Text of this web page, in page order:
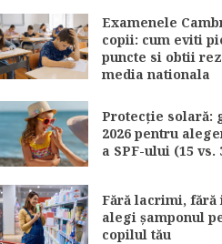
Examenele
copii: cum eviti
puncte si obtii
media nationala
Protecție solară:
2026 pentru
a SPF-ului (15 vs.
Fără lacrimi,
alegi șamponul
copilul tău